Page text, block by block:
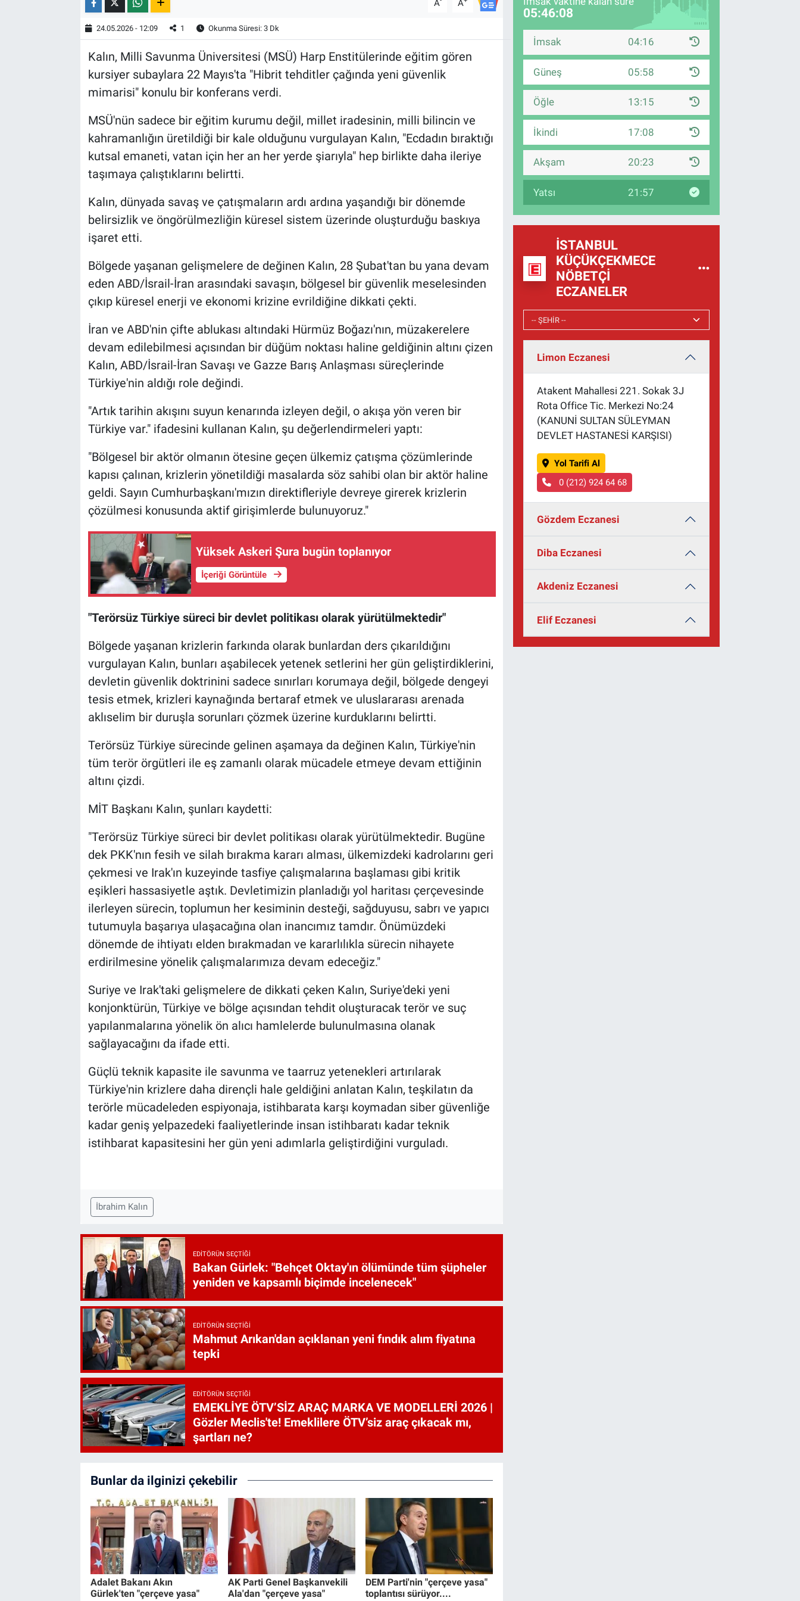
A A
24.05.2026 - 12:09 1 Okunma Süresi: 3 Dk
Kalın, Milli Savunma Üniversitesi (MSÜ) Harp Enstitülerinde eğitim gören
kursiyer subaylara 22 Mayıs'ta "Hibrit tehditler çağında yeni güvenlik
mimarisi" konulu bir konferans verdi.
MSÜ'nün sadece bir eğitim kurumu değil, millet iradesinin, milli bilincin ve
kahramanlığın üretildiği bir kale olduğunu vurgulayan Kalın, "Ecdadın bıraktığı
kutsal emaneti, vatan için her an her yerde şiarıyla" hep birlikte daha ileriye
taşımaya çalıştıklarını belirtti.
Kalın, dünyada savaş ve çatışmaların ardı ardına yaşandığı bir dönemde
belirsizlik ve öngörülmezliğin küresel sistem üzerinde oluşturduğu baskıya
işaret etti.
Bölgede yaşanan gelişmelere de değinen Kalın, 28 Şubat'tan bu yana devam
eden ABD/İsrail-İran arasındaki savaşın, bölgesel bir güvenlik meselesinden
çıkıp küresel enerji ve ekonomi krizine evrildiğine dikkati çekti.
İran ve ABD'nin çifte ablukası altındaki Hürmüz Boğazı'nın, müzakerelere
devam edilebilmesi açısından bir düğüm noktası haline geldiğinin altını çizen
Kalın, ABD/İsrail-İran Savaşı ve Gazze Barış Anlaşması süreçlerinde
Türkiye'nin aldığı role değindi.
"Artık tarihin akışını suyun kenarında izleyen değil, o akışa yön veren bir
Türkiye var." ifadesini kullanan Kalın, şu değerlendirmeleri yaptı:
"Bölgesel bir aktör olmanın ötesine geçen ülkemiz çatışma çözümlerinde
kapısı çalınan, krizlerin yönetildiği masalarda söz sahibi olan bir aktör haline
geldi. Sayın Cumhurbaşkanı'mızın direktifleriyle devreye girerek krizlerin
çözülmesi konusunda aktif girişimlerde bulunuyoruz."
Yüksek Askeri Şura bugün toplanıyor
İçeriği Görüntüle
"Terörsüz Türkiye süreci bir devlet politikası olarak yürütülmektedir"
Bölgede yaşanan krizlerin farkında olarak bunlardan ders çıkarıldığını
vurgulayan Kalın, bunları aşabilecek yetenek setlerini her gün geliştirdiklerini,
devletin güvenlik doktrinini sadece sınırları korumaya değil, bölgede dengeyi
tesis etmek, krizleri kaynağında bertaraf etmek ve uluslararası arenada
aklıselim bir duruşla sorunları çözmek üzerine kurduklarını belirtti.
Terörsüz Türkiye sürecinde gelinen aşamaya da değinen Kalın, Türkiye'nin
tüm terör örgütleri ile eş zamanlı olarak mücadele etmeye devam ettiğinin
altını çizdi.
MİT Başkanı Kalın, şunları kaydetti:
"Terörsüz Türkiye süreci bir devlet politikası olarak yürütülmektedir. Bugüne
dek PKK'nın fesih ve silah bırakma kararı alması, ülkemizdeki kadrolarını geri
çekmesi ve Irak'ın kuzeyinde tasfiye çalışmalarına başlaması gibi kritik
eşikleri hassasiyetle aştık. Devletimizin planladığı yol haritası çerçevesinde
ilerleyen sürecin, toplumun her kesiminin desteği, sağduyusu, sabrı ve yapıcı
tutumuyla başarıya ulaşacağına olan inancımız tamdır. Önümüzdeki
dönemde de ihtiyatı elden bırakmadan ve kararlılıkla sürecin nihayete
erdirilmesine yönelik çalışmalarımıza devam edeceğiz."
Suriye ve Irak'taki gelişmelere de dikkati çeken Kalın, Suriye'deki yeni
konjonktürün, Türkiye ve bölge açısından tehdit oluşturacak terör ve suç
yapılanmalarına yönelik ön alıcı hamlelerde bulunulmasına olanak
sağlayacağını da ifade etti.
Güçlü teknik kapasite ile savunma ve taarruz yetenekleri artırılarak
Türkiye'nin krizlere daha dirençli hale geldiğini anlatan Kalın, teşkilatın da
terörle mücadeleden espiyonaja, istihbarata karşı koymadan siber güvenliğe
kadar geniş yelpazedeki faaliyetlerinde insan istihbaratı kadar teknik
istihbarat kapasitesini her gün yeni adımlarla geliştirdiğini vurguladı.
İbrahim Kalın
EDITÖRÜN SEÇTIĞI
Bakan Gürlek: "Behçet Oktay'ın ölümünde tüm şüpheler
yeniden ve kapsamlı biçimde incelenecek"
EDITÖRÜN SEÇTIĞI
Mahmut Arıkan'dan açıklanan yeni fındık alım fiyatına
tepki
EDITÖRÜN SEÇTIĞI
EMEKLİYE ÖTV’SİZ ARAÇ MARKA VE MODELLERİ 2026 |
Gözler Meclis'te! Emeklilere ÖTV’siz araç çıkacak mı,
şartları ne?
Bunlar da ilginizi çekebilir
Adalet Bakanı Akın
Gürlek'ten "çerçeve yasa"
AK Parti Genel Başkanvekili
Ala'dan "çerçeve yasa"
DEM Parti'nin "çerçeve yasa"
toplantısı sürüyor....
05:46:07
İmsak 04:16
Güneş 05:58
Öğle 13:15
İkindi 17:08
Akşam 20:23
Yatsı 21:57
İSTANBUL
KÜÇÜKÇEKMECE
NÖBETÇI
ECZANELER
Limon Eczanesi
Atakent Mahallesi 221. Sokak 3J
Rota Office Tic. Merkezi No:24
(KANUNİ SULTAN SÜLEYMAN
DEVLET HASTANESİ KARŞISI)
Yol Tarifi Al
0 (212) 924 64 68
Gözdem Eczanesi
Diba Eczanesi
Akdeniz Eczanesi
Elif Eczanesi